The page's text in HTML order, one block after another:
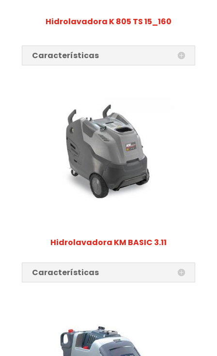
Hidrolavadora K 805 TS 15_160
Características
Hidrolavadora KM BASIC 3.11
Características